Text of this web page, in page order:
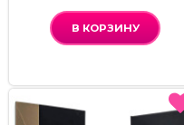
В КОРЗИНУ